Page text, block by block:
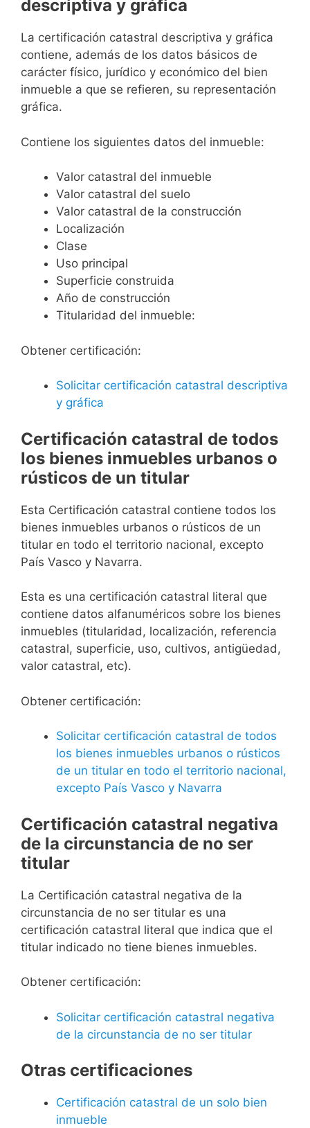
descriptiva y gráfica
La certificación catastral descriptiva y gráfica
contiene, además de los datos básicos de
carácter físico, jurídico y económico del bien
inmueble a que se refieren, su representación
gráfica.
Contiene los siguientes datos del inmueble:
Valor catastral del inmueble
Valor catastral del suelo
Valor catastral de la construcción
Localización
Clase
Uso principal
Superficie construida
Año de construcción
Titularidad del inmueble:
Obtener certificación:
Solicitar certificación catastral descriptiva
y gráfica
Certificación catastral de todos
los bienes inmuebles urbanos o
rústicos de un titular
Esta Certificación catastral contiene todos los
bienes inmuebles urbanos o rústicos de un
titular en todo el territorio nacional, excepto
País Vasco y Navarra.
Esta es una certificación catastral literal que
contiene datos alfanuméricos sobre los bienes
inmuebles (titularidad, localización, referencia
catastral, superficie, uso, cultivos, antigüedad,
valor catastral, etc).
Obtener certificación:
Solicitar certificación catastral de todos
los bienes inmuebles urbanos o rústicos
de un titular en todo el territorio nacional,
excepto País Vasco y Navarra
Certificación catastral negativa
de la circunstancia de no ser
titular
La Certificación catastral negativa de la
circunstancia de no ser titular es una
certificación catastral literal que indica que el
titular indicado no tiene bienes inmuebles.
Obtener certificación:
Solicitar certificación catastral negativa
de la circunstancia de no ser titular
Otras certificaciones
Certificación catastral de un solo bien
inmueble